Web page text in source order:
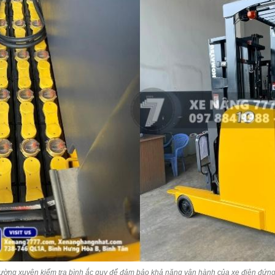
xuyên kiểm tra bình ắc quy để đảm bảo khả năng vận hành của xe điện